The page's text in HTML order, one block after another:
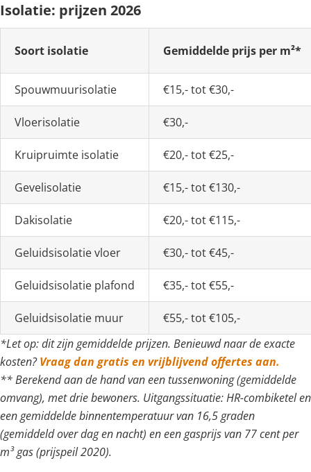
Isolatie: prijzen 2026
Soort isolatie Gemiddelde prijs per m²*
Spouwmuurisolatie €15,- tot €30,-
Vloerisolatie €30,-
Kruipruimte isolatie €20,- tot €25,-
Gevelisolatie €15,- tot €130,-
Dakisolatie €20,- tot €115,-
Geluidsisolatie vloer €30,- tot €45,-
Geluidsisolatie plafond €35,- tot €55,-
Geluidsisolatie muur
€55,- tot €105,-
*Let op: dit zijn gemiddelde prijzen. Benieuwd naar de exacte
kosten?Vraag dan gratis en vrijblijvend offertes aan.
** Berekend aan de hand van een tussenwoning (gemiddelde
omvang), met drie bewoners. Uitgangssituatie: HR-combiketel en
een gemiddelde binnentemperatuur van 16,5 graden
(gemiddeld over dag en nacht) en een gasprijs van 77 cent per
m³ gas (prijspeil 2020).